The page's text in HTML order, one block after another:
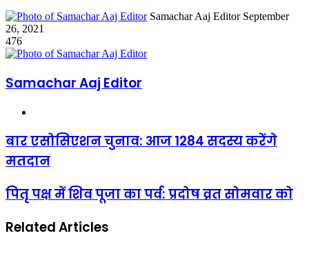
Samachar Aaj Editor Send
September
26, 2021
476
Samachar Aaj Editor
बार एसोसिएशन चुनाव: आज 1284 सदस्य करेंगे
मतदान
पितृ पक्ष में शिव पूजा का पर्व: प्रदोष व्रत सोमवार को
Related Articles